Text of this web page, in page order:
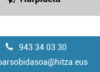
943 34 03 30